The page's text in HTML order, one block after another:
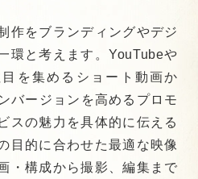
作をブランディングやデジ
環と考えます。YouTubeや
を集めるショート動画か
バージョンを高めるプロモ
スの魅力を具体的に伝える
目的に合わせた最適な映像
・構成から撮影、編集まで